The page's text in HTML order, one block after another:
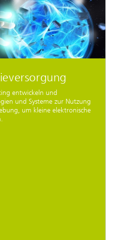
entwickeln und
und Systeme zur Nutzung
um kleine elektronische